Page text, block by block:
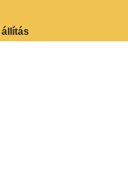
állítás